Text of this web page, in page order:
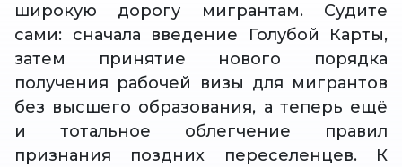
широкую дорогу мигрантам. Судите
сами: сначала введение Голубой Карты,
затем принятие нового порядка
получения рабочей визы для мигрантов
без высшего образования, а теперь ещё
и тотальное облегчение правил
признания поздних переселенцев. К